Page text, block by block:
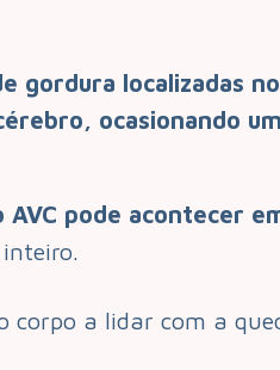
gordura localizadas
ocasionando um
pode acontecer
corpo a lidar com a